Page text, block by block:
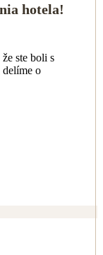
hotela!
ste boli s
delíme o